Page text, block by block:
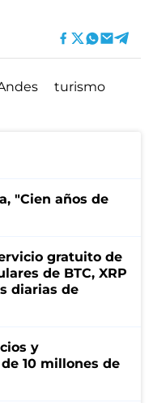
turismo
"Cien años de
gratuito de
de BTC, XRP
diarias de
y
10 millones de